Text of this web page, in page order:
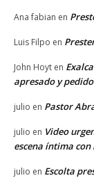
Ana fabian en
Luis Filpo en
John Hoyt en
apresado y
julio en Pastor
julio en Video
escena íntima
julio en Escolta